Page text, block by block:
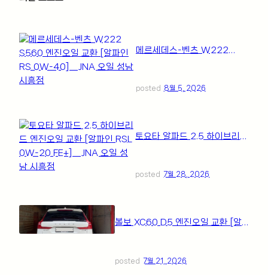
메르세데스-벤츠 W222
남 시흥점
posted 8월 5, 2026
토요타 알파드 2.5 하이브리드
남 시흥점
posted 7월 28, 2026
볼보 XC60 D5 엔진오일 교환 [알
posted 7월 21, 2026